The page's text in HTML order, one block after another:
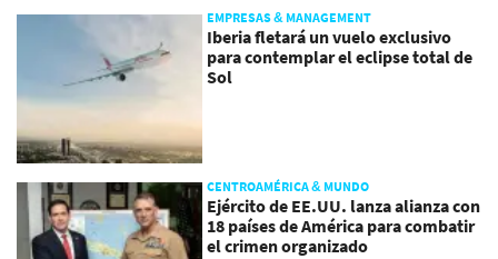
EMPRESAS & MANAGEMENT
Iberia fletará un vuelo exclusivo
para contemplar el eclipse total de
Sol
CENTROAMÉRICA & MUNDO
Ejército de EE.UU. lanza alianza con
18 países de América para combatir
el crimen organizado